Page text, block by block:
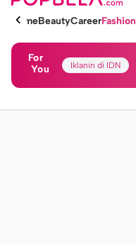
HomeBeautyCareerFashion
For
You
Iklanin di IDN